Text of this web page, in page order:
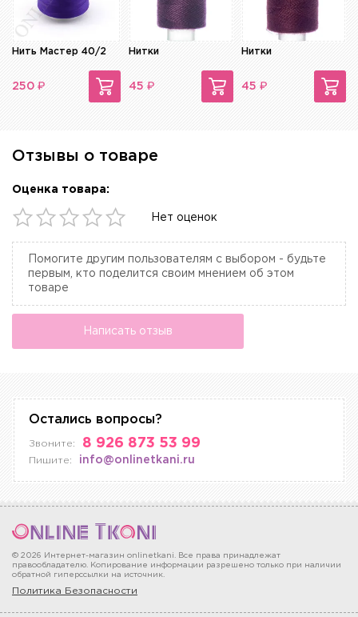
Нить Мастер 40/2
250 ₽
Нитки
45 ₽
Нитки
45 ₽
Отзывы о товаре
Оценка товара:
Нет оценок
Помогите другим пользователям с выбором - будьте
первым, кто поделится своим мнением об этом
товаре
Написать отзыв
Остались вопросы?
Звоните: 8 926 873 53 99
Пишите: info@onlinetkani.ru
© 2026 Интернет-магазин onlinetkani. Все права принадлежат
правообладателю. Копирование информации разрешено только при наличии
обратной гиперссылки на источник.
Политика Безопасности